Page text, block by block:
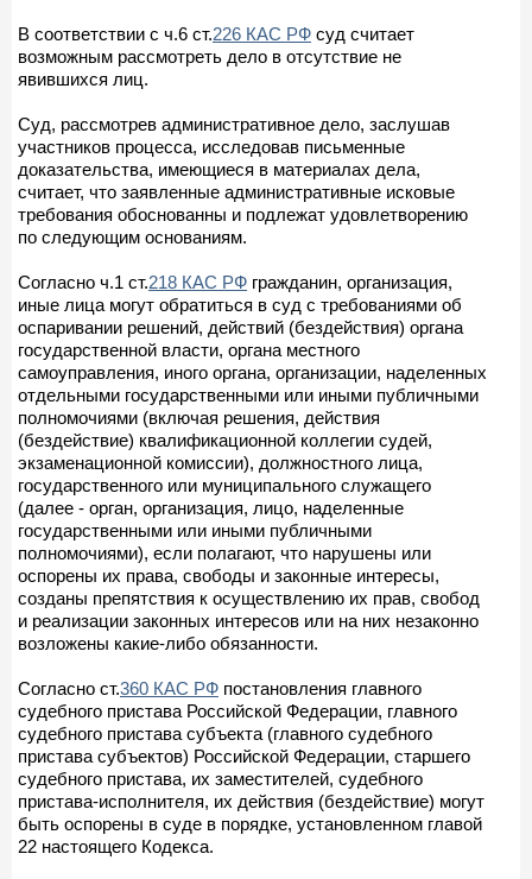
В соответствии с ч.6 ст.226 КАС РФ суд считает
возможным рассмотреть дело в отсутствие не
явившихся лиц.
Суд, рассмотрев административное дело, заслушав
участников процесса, исследовав письменные
доказательства, имеющиеся в материалах дела,
считает, что заявленные административные исковые
требования обоснованны и подлежат удовлетворению
по следующим основаниям.
Согласно ч.1 ст.218 КАС РФ гражданин, организация,
иные лица могут обратиться в суд с требованиями об
оспаривании решений, действий (бездействия) органа
государственной власти, органа местного
самоуправления, иного органа, организации, наделенных
отдельными государственными или иными публичными
полномочиями (включая решения, действия
(бездействие) квалификационной коллегии судей,
экзаменационной комиссии), должностного лица,
государственного или муниципального служащего
(далее - орган, организация, лицо, наделенные
государственными или иными публичными
полномочиями), если полагают, что нарушены или
оспорены их права, свободы и законные интересы,
созданы препятствия к осуществлению их прав, свобод
и реализации законных интересов или на них незаконно
возложены какие-либо обязанности.
Согласно ст.360 КАС РФ постановления главного
судебного пристава Российской Федерации, главного
судебного пристава субъекта (главного судебного
пристава субъектов) Российской Федерации, старшего
судебного пристава, их заместителей, судебного
пристава-исполнителя, их действия (бездействие) могут
быть оспорены в суде в порядке, установленном главой
22 настоящего Кодекса.